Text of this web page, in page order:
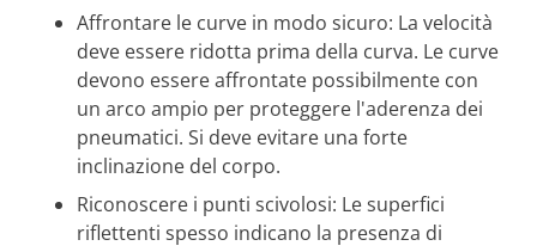
Affrontare le curve in modo sicuro: La velocità
deve essere ridotta prima della curva. Le curve
devono essere affrontate possibilmente con
un arco ampio per proteggere l'aderenza dei
pneumatici. Si deve evitare una forte
inclinazione del corpo.
Riconoscere i punti scivolosi: Le superfici
riflettenti spesso indicano la presenza di